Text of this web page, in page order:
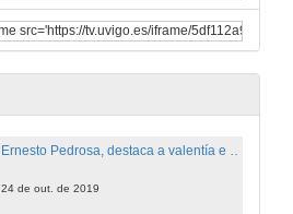
Xosé Mahou, lembrou o compromiso da Universidade de Vigo coa igualdade de xénero
24 de out. de 2019